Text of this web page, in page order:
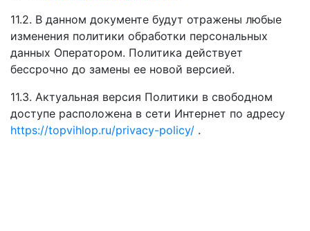
11.2. В данном документе будут отражены любые
изменения политики обработки персональных
данных Оператором. Политика действует
бессрочно до замены ее новой версией.
11.3. Актуальная версия Политики в свободном
доступе расположена в сети Интернет по адресу
https://topvihlop.ru/privacy-policy/ .